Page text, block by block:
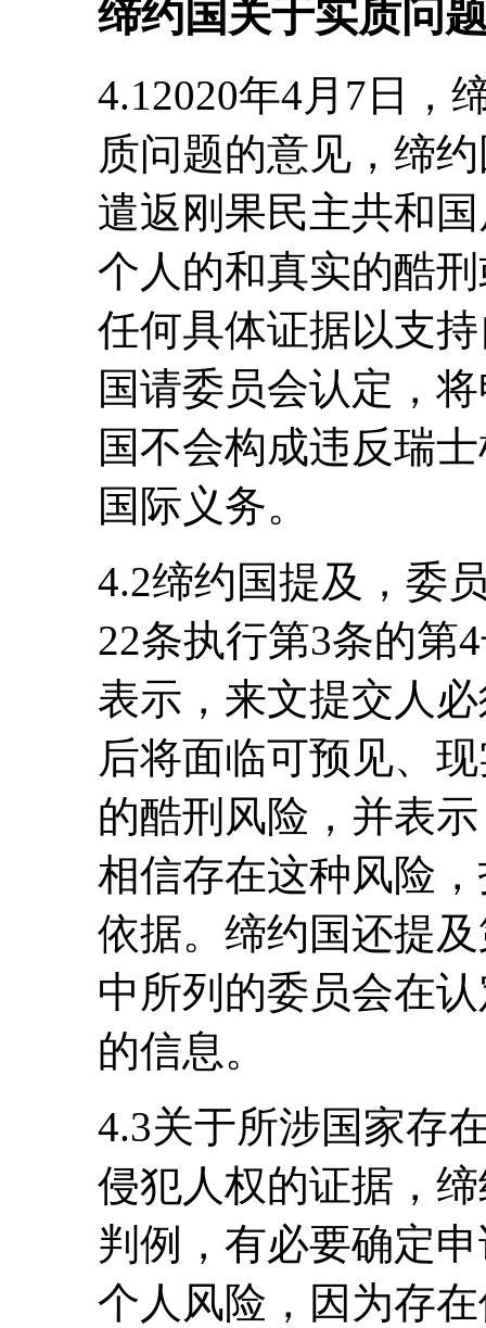
缔约国关于实质问
4.12020年4月7日，
质问题的意见，缔
遣返刚果民主共和
个人的和真实的酷
任何具体证据以支
国请委员会认定，
国不会构成违反瑞
国际义务。
4.2缔约国提及，委
22条执行第3条的第
表示，来文提交人
后将面临可预见、
的酷刑风险，并表
相信存在这种风险
依据。缔约国还提
中所列的委员会在
的信息。
4.3关于所涉国家存
侵犯人权的证据，
判例，有必要确定
个人风险，因为存